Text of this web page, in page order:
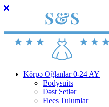
Körpə Oğlanlar 0-24 AY
Bodysuits
Dəst Setlər
Flees Tulumlar